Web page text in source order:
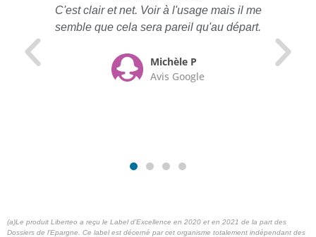
C'est clair et net. Voir à l'usage mais il me
semble que cela sera pareil qu'au départ.
Michèle P
Avis Google
(a)Le produit Liberteo a reçu le Label d’Excellence en 2020 et en 2021 de la part des
Dossiers de l’Epargne. Ce label est décerné par cet organisme totalement indépendant des